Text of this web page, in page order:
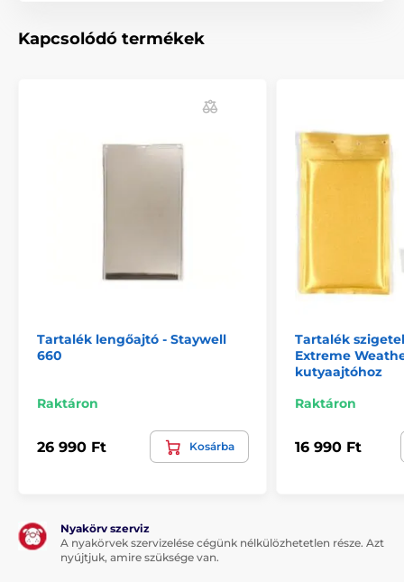
Tartozékok ajtókhoz
Kapcsolódó termékek
Tartalék lengőajtó - Staywell
660
Raktáron
26 990 Ft Kosárba
Tartalék
Extreme
kutyaajtóhoz
Raktáron
16 990 Ft
Nyakörv szerviz
A nyakörvek szervizelése cégünk nélkülözhetetlen része. Azt
nyújtjuk, amire szüksége van.